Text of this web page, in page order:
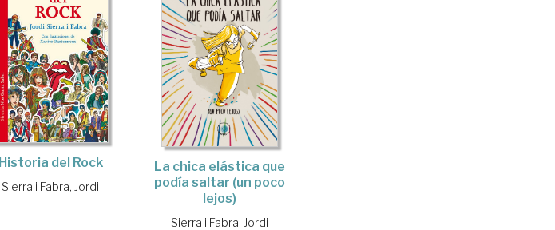
Historia del Rock
Sierra i Fabra, Jordi
La chica elástica que
podía saltar (un poco
lejos)
Sierra i Fabra, Jordi